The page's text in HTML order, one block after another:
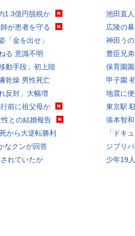
1.3億円脱税か
が患者を守る
「金を出せ」
る 意識不明
動手段」初上陸
乾燥 男性死亡
反対」大幅増
前に祖父母か
との結婚報告
から大逆転勝利
なクンが回答
れていたか
池田直
広陵の
神田う
豊臣兄
保育園
甲子園
地震に
東京駅
張本智
「ドキ
ジブリ
少年19